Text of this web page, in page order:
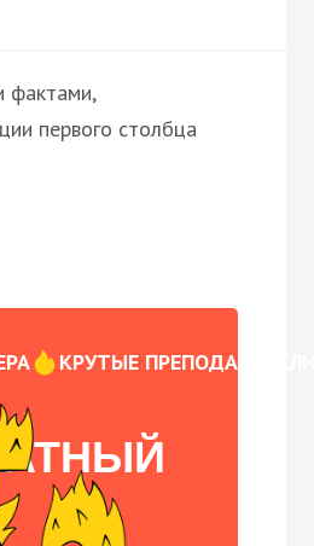
фактами,
первого столбца
КРУТЫЕ